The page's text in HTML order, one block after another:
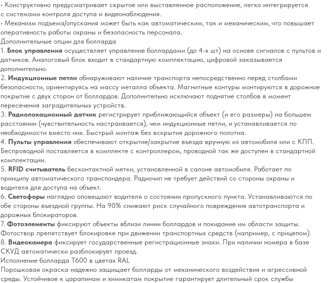
• Конструктивно предусматривает скрытое или выставленное расположение, легко интегрируется
с системами контроля доступа и видеонаблюдения.
• Механизм подъема/опускания может быть как автоматическим, так и механическим, что повышает
оперативность работы охраны и безопасность персонала.
Дополнительные опции для болларда
1. Блок управления осуществляет управление боллардами (до 4-х шт) на основе сигналов с пультов и
датчиков. Аналоговый блок входит в стандартную комплектацию, цифровой заказывается
дополнительно.
2. Индукционные петли обнаруживают наличие транспорта непосредственно перед столбами
безопасности, ориентируясь на массу металла объекта. Магнитные контуры монтируются в дорожное
покрытие с двух сторон от боллардов. Дополнительно исключают поднятие столбов в момент
пересечения заградительных устройств.
3. Радиолокационный датчик регистрирует приближающийся объект (и его размеры) на большем
расстоянии (чувствительность настраивается), чем индукционные петли, и устанавливается по
необходимости вместо них. Быстрый монтаж без вскрытия дорожного полотна.
4. Пульты управления обеспечивают открытие/закрытие въезда вручную из автомобиля или с КПП.
Беспроводной поставляется в комплекте с контроллером, проводной так же доступен в стандартной
комплектации.
5. RFID считыватель бесконтактной метки, установленной в салоне автомобиля. Работает по
принципу автоматического транспондера. Радиочип не требует действий со стороны охраны и
водителя для доступа на объект.
6. Светофоры наглядно оповещают водителя о состоянии пропускного пункта. Устанавливаются по
обе стороны въездной группы. На 90% снижают риск случайного повреждения автотранспорта и
дорожных блокираторов.
7. Фотоэлементы фиксируют объекты вблизи линии боллардов и покидание им области защиты.
Фотоствор препятствует блокировке при движении транспортных средств (например, с прицепом).
8. Видеокамера фиксирует государственные регистрационные знаки. При наличии номера в базе
СКУД автоматически разблокирует проезд.
Исполнение болларда Т600 в цветах RAL
Порошковая окраска надежно защищает болларды от механического воздействия и агрессивной
среды. Устойчивое к царапинам и химикатам покрытие гарантирует длительный срок службы